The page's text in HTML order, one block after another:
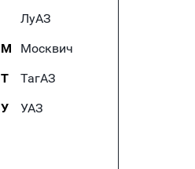
ЛуАЗ
М
Москвич
Т
ТагАЗ
У
УАЗ